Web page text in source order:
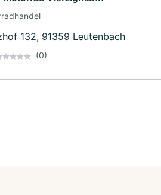
132, 91359 Leutenbach
(0)